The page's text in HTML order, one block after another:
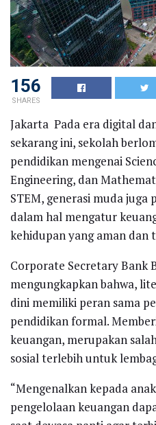
156
SHARES
Jakarta  Pada era digital
sekarang ini, sekolah
pendidikan mengenai
Engineering, dan
STEM, generasi muda
dalam hal mengatur
kehidupan yang aman dan
Corporate Secretary Bank
mengungkapkan bahwa,
dini memiliki peran sama
pendidikan formal.
keuangan, merupakan
sosial terlebih untuk
“Mengenalkan kepada
pengelolaan keuangan